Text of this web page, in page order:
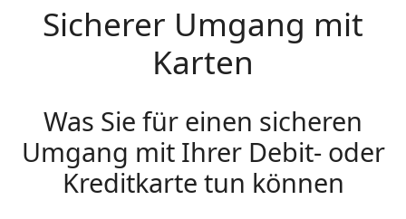
Sicherer Umgang mit
Karten
Was Sie für einen sicheren
Umgang mit Ihrer Debit- oder
Kreditkarte tun können